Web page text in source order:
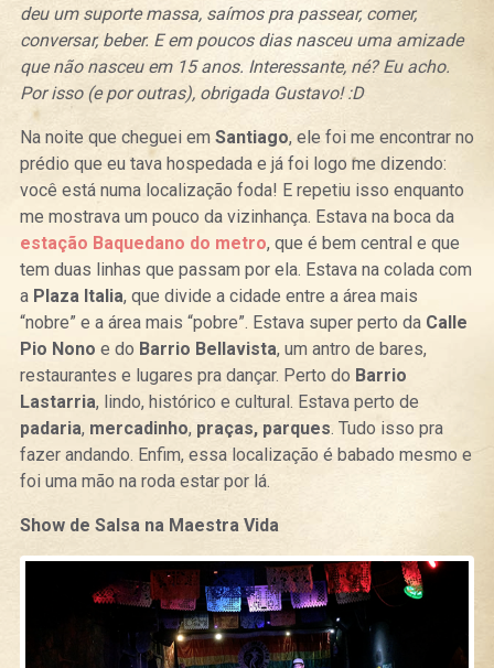
deu um suporte massa, saímos pra passear, comer,
conversar, beber. E em poucos dias nasceu uma amizade
que não nasceu em 15 anos. Interessante, né? Eu acho.
Por isso (e por outras), obrigada Gustavo! :D
Na noite que cheguei em Santiago, ele foi me encontrar no
prédio que eu tava hospedada e já foi logo me dizendo:
você está numa localização foda! E repetiu isso enquanto
me mostrava um pouco da vizinhança. Estava na boca da
estação Baquedano do metro, que é bem central e que
tem duas linhas que passam por ela. Estava na colada com
aPlaza Italia, que divide a cidade entre a área mais
“nobre” e a área mais “pobre”. Estava super perto da Calle
Pio Nono e do Barrio Bellavista, um antro de bares,
restaurantes e lugares pra dançar. Perto do Barrio
Lastarria, lindo, histórico e cultural. Estava perto de
padaria, mercadinho, praças, parques. Tudo isso pra
fazer andando. Enfim, essa localização é babado mesmo e
foi uma mão na roda estar por lá.
Show de Salsa na Maestra Vida